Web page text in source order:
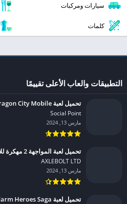
سيارات ومركبات
كلمات
التطبيقات والعاب الأعلى تقييمًا
تحميل لعبة Dragon City Mobile مهكرة للاندرويد 2024
Social Point‏
مارس 13, 2024
تحميل لعبة المواجهة 2 مهكرة للاندرويد 2024
AXLEBOLT LTD‏
مارس 13, 2024
تحميل لعبة Farm Heroes Saga مهكرة للاندرويد 2024